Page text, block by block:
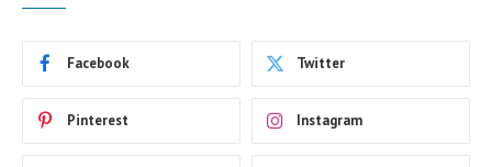
Facebook Twitter
Pinterest Instagram